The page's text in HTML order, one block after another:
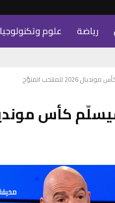
رياضة علوم وتكنولوجيا
للمنتخب المتوَّج